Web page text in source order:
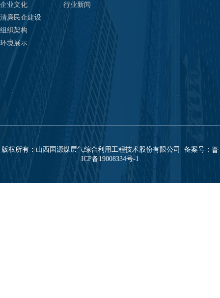
企业文化
清廉民企建设
组织架构
环境展示
行业新闻
版权所有：山西国源煤层气综合利用工程技术股份有限公司 备案号： 晋
ICP备19008334号-1